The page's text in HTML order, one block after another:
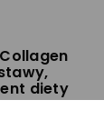
diety